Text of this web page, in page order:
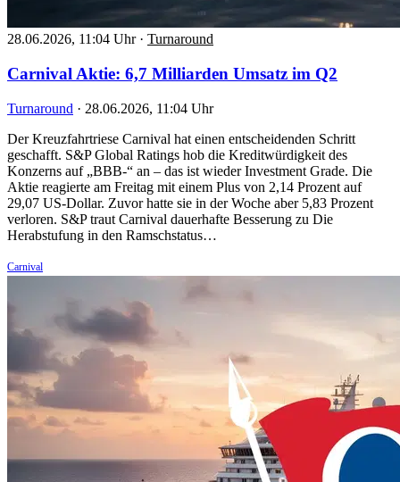
28.06.2026, 11:04 Uhr · Turnaround
Carnival Aktie: 6,7 Milliarden Umsatz im Q2
Turnaround · 28.06.2026, 11:04 Uhr
Der Kreuzfahrtriese Carnival hat einen entscheidenden Schritt
geschafft. S&P Global Ratings hob die Kreditwürdigkeit des
Konzerns auf „BBB-“ an – das ist wieder Investment Grade. Die
Aktie reagierte am Freitag mit einem Plus von 2,14 Prozent auf
29,07 US-Dollar. Zuvor hatte sie in der Woche aber 5,83 Prozent
verloren. S&P traut Carnival dauerhafte Besserung zu Die
Herabstufung in den Ramschstatus…
Carnival